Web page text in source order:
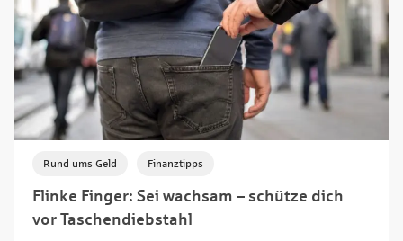
Flinke Finger: Sei wachsam – schütze dich
vor Taschendiebstahl
Rund ums Geld Finanztipps